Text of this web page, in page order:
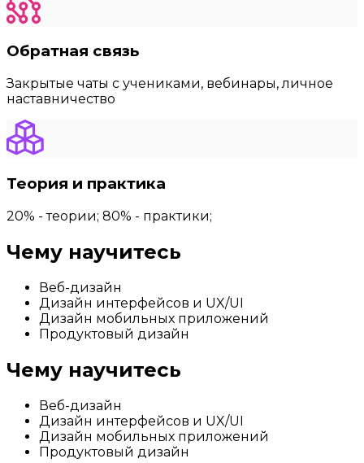
Обратная связь
Закрытые чаты с учениками, вебинары, личное
наставничество
Теория и практика
20% - теории; 80% - практики;
Чему научитесь
Веб-дизайн
Дизайн интерфейсов и UX/UI
Дизайн мобильных приложений
Продуктовый дизайн
Чему научитесь
Веб-дизайн
Дизайн интерфейсов и UX/UI
Дизайн мобильных приложений
Продуктовый дизайн